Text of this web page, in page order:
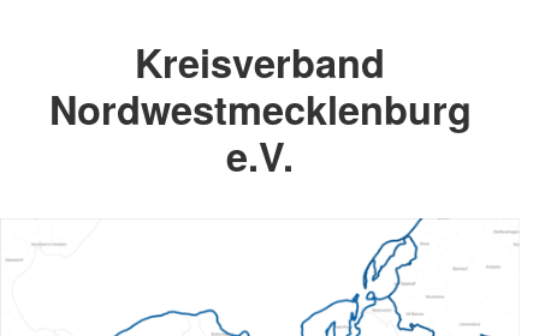
Kreisverband
Nordwestmecklenburg
e.V.